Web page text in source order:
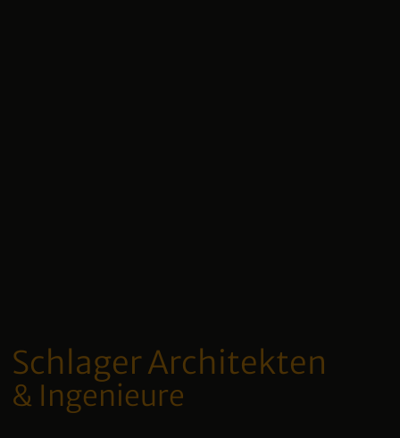
Schlager Architekten
& Ingenieure